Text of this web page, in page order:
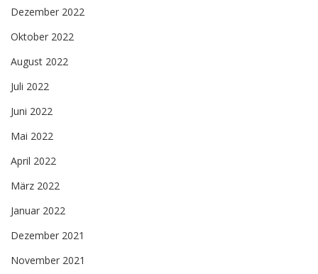
Dezember 2022
Oktober 2022
August 2022
Juli 2022
Juni 2022
Mai 2022
April 2022
März 2022
Januar 2022
Dezember 2021
November 2021